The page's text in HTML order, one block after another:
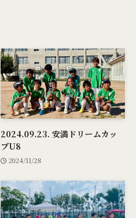
2024.09.23. 安満ドリームカッ
プU8
2024/11/28